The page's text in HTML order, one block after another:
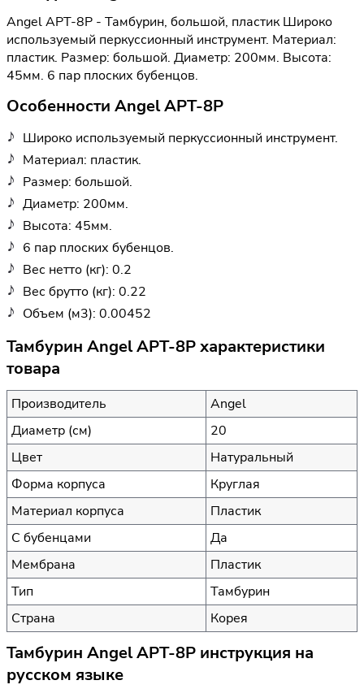
Angel APT-8P - Тамбурин, большой, пластик Широко
используемый перкуссионный инструмент. Материал:
пластик. Размер: большой. Диаметр: 200мм. Высота:
45мм. 6 пар плоских бубенцов.
Особенности Angel APT-8P
Широко используемый перкуссионный инструмент.
Материал: пластик.
Размер: большой.
Диаметр: 200мм.
Высота: 45мм.
6 пар плоских бубенцов.
Вес нетто (кг): 0.2
Вес брутто (кг): 0.22
Объем (м3): 0.00452
Тамбурин Angel APT-8P характеристики
товара
Производитель
Angel
Диаметр (см)
20
Цвет
Натуральный
Форма корпуса
Круглая
Материал корпуса
Пластик
С бубенцами
Да
Мембрана
Пластик
Тип
Тамбурин
Страна
Корея
Тамбурин Angel APT-8P инструкция на
русском языке